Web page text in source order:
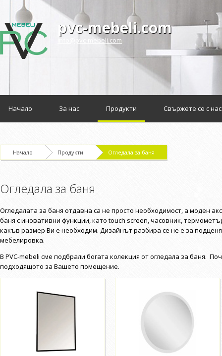
pvc-mebeli.com
info@pvc-mebeli.com
Начало За нас Продукти Свържете се с нас
Начало Продукти Огледала за баня
Огледала за баня
Огледалата за баня отдавна са не просто необходимост, а моден
баня с иновативни функции, като touch screen, часовник,
какъв размер Ви е необходим. Дизайнът разбира се не е за
мебелировка.
В PVC-mebeli сме подбрали богата колекция от огледала за баня.
подходящото за Вашето помещение.